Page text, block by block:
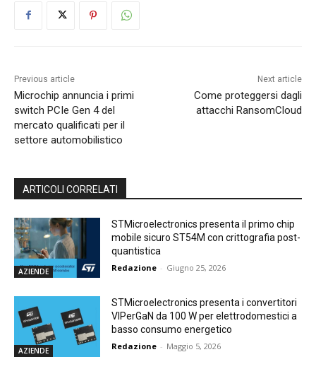
Previous article
Microchip annuncia i primi
switch PCIe Gen 4 del
mercato qualificati per il
settore automobilistico
Next article
Come proteggersi dagli
attacchi RansomCloud
ARTICOLI CORRELATI
AZIENDE
STMicroelectronics presenta il primo chip
mobile sicuro ST54M con crittografia post-
quantistica
Redazione - Giugno 25, 2026
AZIENDE
STMicroelectronics presenta i convertitori
VIPerGaN da 100 W per elettrodomestici a
basso consumo energetico
Redazione - Maggio 5, 2026